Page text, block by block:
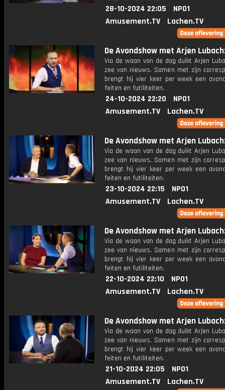
28-10-2024 22:05
NPO1
Amusement.TV
Lachen.TV
De Avondshow met Arjen
Via de waan van de dag duikt Arjen
zee van nieuws. Samen met zijn
brengt hij vier keer per week een
feiten en futiliteiten.
24-10-2024 22:20
NPO1
Amusement.TV
Lachen.TV
De Avondshow met Arjen
Via de waan van de dag duikt Arjen
zee van nieuws. Samen met zijn
brengt hij vier keer per week een
feiten en futiliteiten.
23-10-2024 22:15
NPO1
Amusement.TV
Lachen.TV
De Avondshow met Arjen
Via de waan van de dag duikt Arjen
zee van nieuws. Samen met zijn
brengt hij vier keer per week een
feiten en futiliteiten.
22-10-2024 22:10
NPO1
Amusement.TV
Lachen.TV
De Avondshow met Arjen
Via de waan van de dag duikt Arjen
zee van nieuws. Samen met zijn
brengt hij vier keer per week een
feiten en futiliteiten.
21-10-2024 22:05
NPO1
Amusement.TV
Lachen.TV